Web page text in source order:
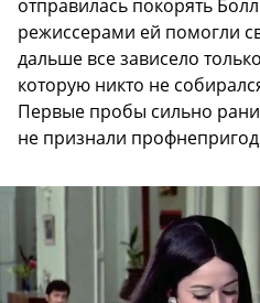
отправилась покорять
режиссерами ей помогли
дальше все зависело
которую никто не
Первые пробы сильно
не признали